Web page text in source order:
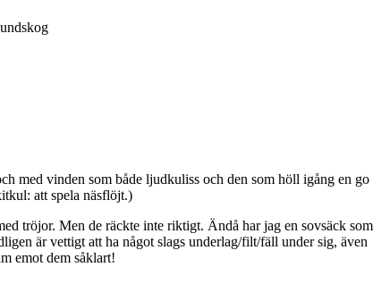
med vinden som både ljudkuliss och den som höll igång en go
att spela näsflöjt.)
tröjor. Men de räckte inte riktigt. Ändå har jag en sovsäck som
är vettigt att ha något slags underlag/filt/fäll under sig, även
emot dem såklart!